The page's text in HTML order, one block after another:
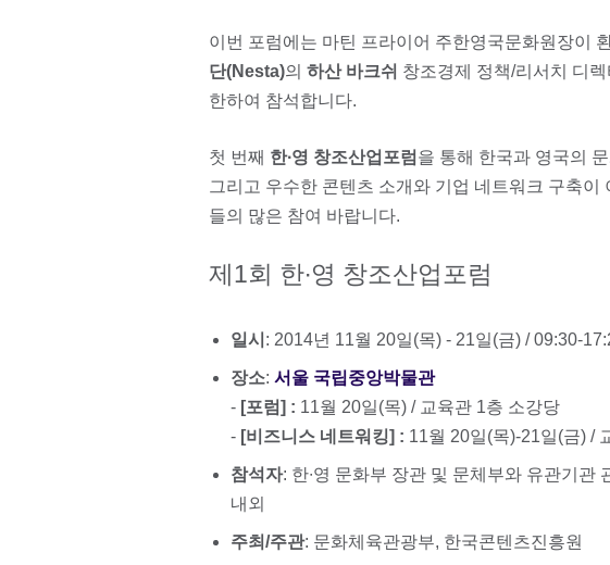
이번 포럼에는 마틴 프라이어 주한영국문화원장이
단(Nesta)의 하산 바크쉬 창조경제 정책/리서치 디
한하여 참석합니다.
첫 번째 한∙영 창조산업포럼 을 통해 한국과 영국의
그리고 우수한 콘텐츠 소개와 기업 네트워크 구축이
들의 많은 참여 바랍니다.
제1회 한∙영 창조산업포럼
일시 : 2014년 11월 20일(목) - 21일(금) / 09:30-
장소: 서울 국립중앙박물관
- [포럼] : 11월 20일(목) / 교육관 1층 소강당
- [비즈니스 네트워킹] : 11월 20일(목)-21일(금) /
참석자: 한∙영 문화부 장관 및 문체부와 유관기관
내외
주최/주관: 문화체육관광부, 한국콘텐츠진흥원